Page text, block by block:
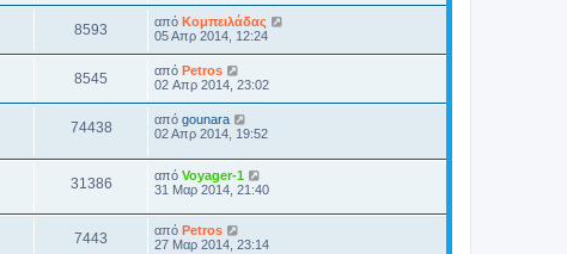
8593 από Κομπειλάδας
05 Απρ 2014, 12:24
8545 από Petros
02 Απρ 2014, 23:02
74438 από gounara
02 Απρ 2014, 19:52
31386 από Voyager-1
31 Μαρ 2014, 21:40
7443 από Petros
27 Μαρ 2014, 23:14